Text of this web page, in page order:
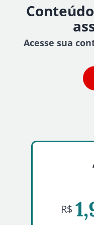
Acesse sua
R$